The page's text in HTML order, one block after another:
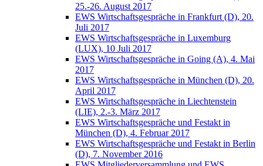
25.-26. August 2017
EWS Wirtschaftsgespräche in Frankfurt (D), 20.
Juli 2017
EWS Wirtschaftsgespräche in Luxemburg
(LUX), 10 Juli 2017
EWS Wirtschaftsgespräche in Going (A), 4. Mai
2017
EWS Wirtschaftsgespräche in München (D), 20.
April 2017
EWS Wirtschaftsgespräche in Liechtenstein
(LIE), 2.-3. März 2017
EWS Wirtschaftsgespräche und Festakt in
München (D), 4. Februar 2017
EWS Wirtschaftsgespräche und Festakt in Berlin
(D), 7. November 2016